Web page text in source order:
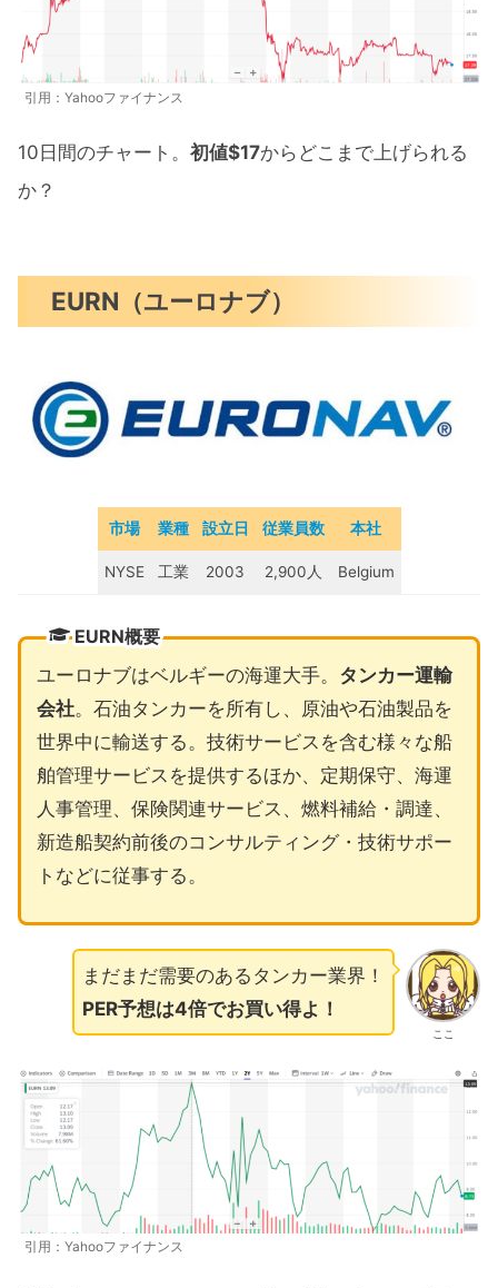
引用：Yahooファイナンス
10日間のチャート。 初値$17からどこまで上げられる
か？
EURN（ユーロナブ）
市場 業種 設立日 従業員数 本社
NYSE 工業 2003 2,900人 Belgium
EURN概要
ユーロナブはベルギーの海運大手。 タンカー運輸
会社。石油タンカーを所有し、原油や石油製品を
世界中に輸送する。技術サービスを含む様々な船
舶管理サービスを提供するほか、定期保守、海運
人事管理、保険関連サービス、燃料補給・調達、
新造船契約前後のコンサルティング・技術サポー
トなどに従事する。
ここ
まだまだ需要のあるタンカー業界！
PER予想は4倍でお買い得よ！
引用：Yahooファイナンス